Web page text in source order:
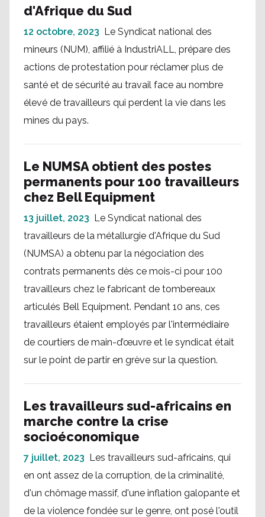
d'Afrique du Sud
12 octobre, 2023 Le Syndicat national des
mineurs (NUM), affilié à IndustriALL, prépare des
actions de protestation pour réclamer plus de
santé et de sécurité au travail face au nombre
élevé de travailleurs qui perdent la vie dans les
mines du pays.
Le NUMSA obtient des postes
permanents pour 100 travailleurs
chez Bell Equipment
13 juillet, 2023 Le Syndicat national des
travailleurs de la métallurgie d'Afrique du Sud
(NUMSA) a obtenu par la négociation des
contrats permanents dès ce mois-ci pour 100
travailleurs chez le fabricant de tombereaux
articulés Bell Equipment. Pendant 10 ans, ces
travailleurs étaient employés par l'intermédiaire
de courtiers de main-d’œuvre et le syndicat était
sur le point de partir en grève sur la question.
Les travailleurs sud-africains en
marche contre la crise
socioéconomique
7 juillet, 2023 Les travailleurs sud-africains, qui
en ont assez de la corruption, de la criminalité,
d'un chômage massif, d'une inflation galopante et
de la violence fondée sur le genre, ont posé l'outil